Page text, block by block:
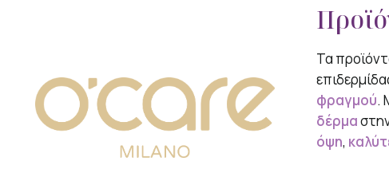
Τα
φραγμού.
δέρμα
όψη,